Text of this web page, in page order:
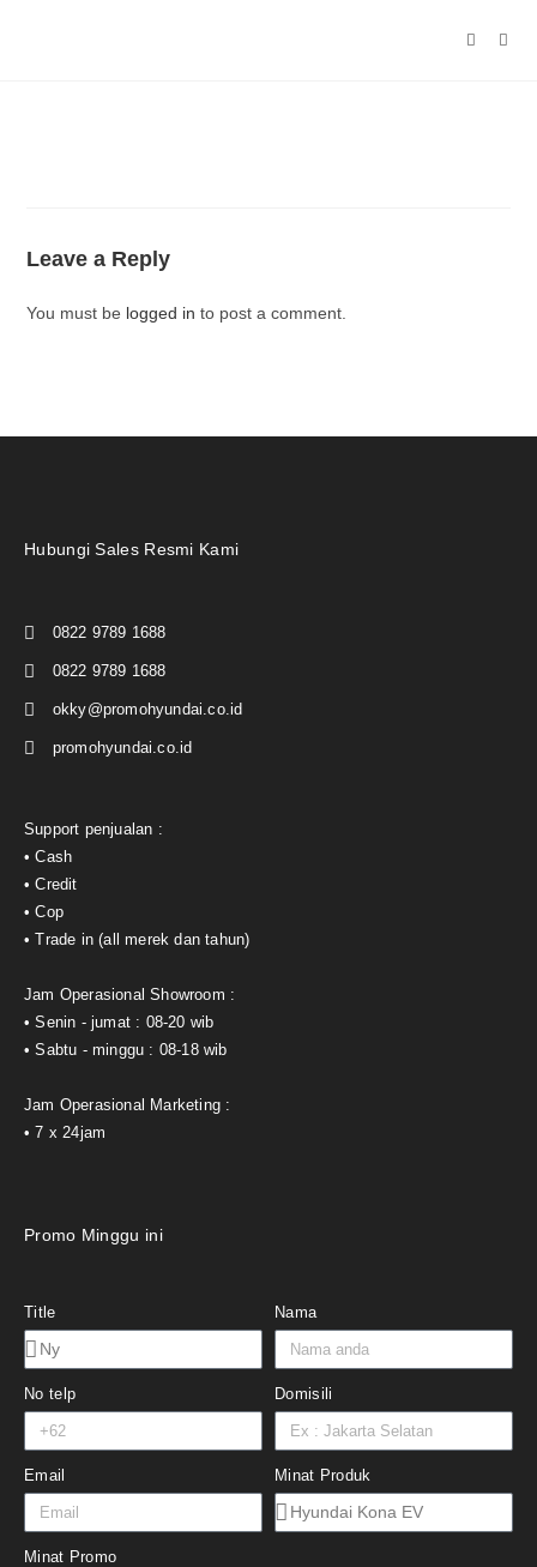
Leave a Reply
You must be logged in to post a comment.
Hubungi Sales Resmi Kami
0822 9789 1688
0822 9789 1688
okky@promohyundai.co.id
promohyundai.co.id
Support penjualan :
• Cash
• Credit
• Cop
• Trade in (all merek dan tahun)
Jam Operasional Showroom :
• Senin - jumat : 08-20 wib
• Sabtu - minggu : 08-18 wib
Jam Operasional Marketing :
• 7 x 24jam
Promo Minggu ini
Title Nama
No telp Domisili
Email Minat Produk
Minat Promo